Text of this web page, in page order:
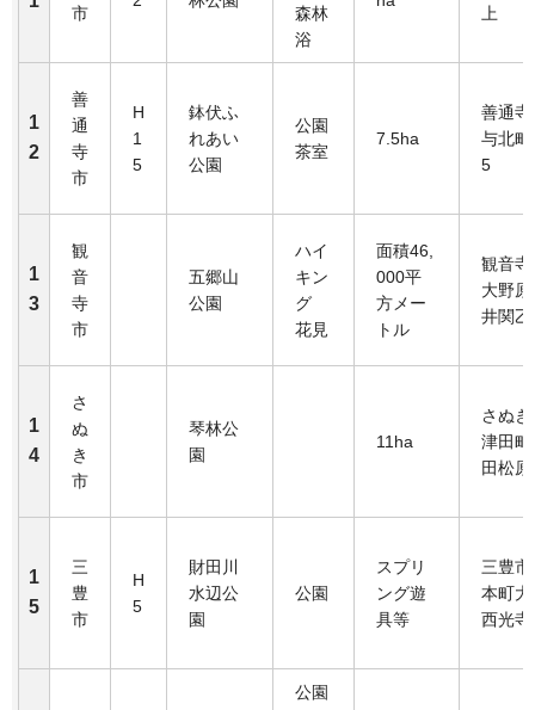
市
森林
浴
上
1
2
善
通
寺
市
H
1
5
鉢伏ふ
れあい
公園
公園
茶室
7.5ha
善通寺
与北
5
1
3
観
音
寺
市
五郷山
公園
ハイ
キン
グ
花見
面積46,
000平
方メー
トル
観音寺
大野原
井関
1
4
さ
ぬ
き
市
琴林公
園
11ha
さぬき
津田町
田松原
1
5
三
豊
市
H
5
財田川
水辺公
園
公園
スプリ
ング遊
具等
三豊市
本町大
西光寺
公園